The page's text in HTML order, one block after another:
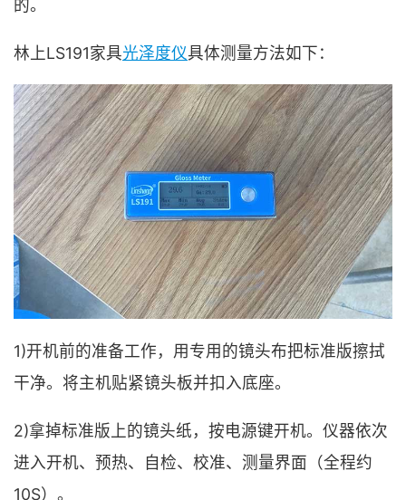
的。
林上LS191家具光泽度仪具体测量方法如下：
1)开机前的准备工作，用专用的镜头布把标准版擦拭
干净。将主机贴紧镜头板并扣入底座。
2)拿掉标准版上的镜头纸，按电源键开机。仪器依次
进入开机、预热、自检、校准、测量界面（全程约
10S）。